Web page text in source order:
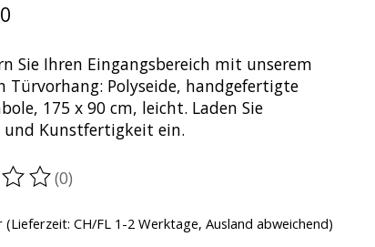
Sie Ihren Eingangsbereich mit unserem
Türvorhang: Polyseide, handgefertigte
175 x 90 cm, leicht. Laden Sie
Kunstfertigkeit ein.
dieses Produkts ist
(0)
(Lieferzeit: CH/FL 1-2 Werktage, Ausland abweichend)